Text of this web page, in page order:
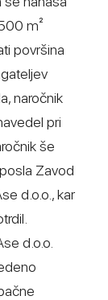
m²
površina
naročnik
pri
še
Zavod
d.o.o., kar
d.o.o.